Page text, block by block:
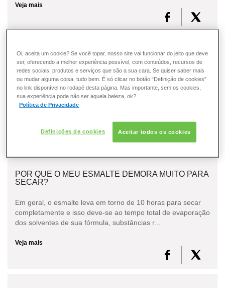
Veja mais
COMO EVITAR QUE AS MINHAS UNHAS FIQUEM
AMARELADAS?
Com tantos tipos diferentes de esmaltes e suas variações
incontáveis de cores, não é difícil mudar a cor das unhas
toda semana.Não é incomum, após muito tempo...
POR QUE O MEU ESMALTE DEMORA MUITO PARA
SECAR?
Em geral, o esmalte leva em torno de 10 horas para secar
completamente e isso deve-se ao tempo total de evaporação
dos solventes de sua fórmula, substâncias r...
Veja mais
Oi, aceita um cookie? Se você topar, nosso site vai funcionar do jeito que deve
ser, oferecendo a melhor experiência possível, com conteúdos, recursos de
redes sociais, produtos e serviços que são a sua cara. Se quiser saber mais
ou mudar alguma coisa, tudo bem. É só clicar no botão “Definição de cookies”
no link disponível no rodapé desta página. Mas importante, sem os cookies,
sua experiência pode não ser aquela beleza, ok?
Política de Privacidade
Definições de cookies Aceitar todos os cookies